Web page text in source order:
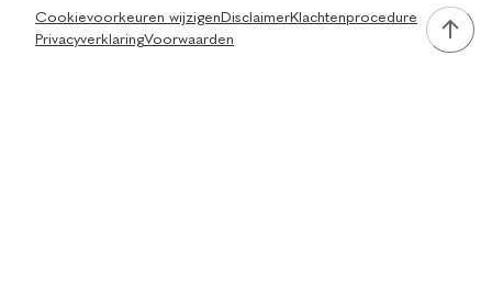
Cookievoorkeuren wijzigen DisclaimerKlachtenprocedure
PrivacyverklaringVoorwaarden